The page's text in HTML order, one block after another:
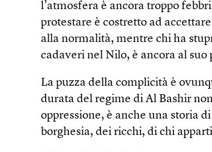
l’atmosfera è ancora troppo
protestare è costretto ad
alla normalità, mentre chi ha
cadaveri nel Nilo, è ancora al suo
La puzza della complicità è
durata del regime di Al Bashir
oppressione, è anche una storia
borghesia, dei ricchi, di chi